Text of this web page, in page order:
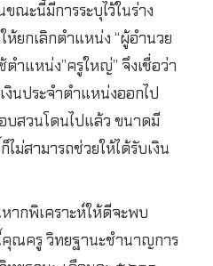
ขณะนี้มีการระบุไว้ในร่าง
ยกเลิกตำแหน่ง “ผู้อำนวย
ตำแหน่ง”ครูใหญ่” จึงเชื่อว่า
นประจำตำแหน่งออกไป
บสวนโดนไปแล้ว ขนาดมี
ม่สามารถช่วยให้ได้รับเงิน
กพิเคราะห์ให้ดีจะพบ
ณครู วิทยฐานะชำนาญการ